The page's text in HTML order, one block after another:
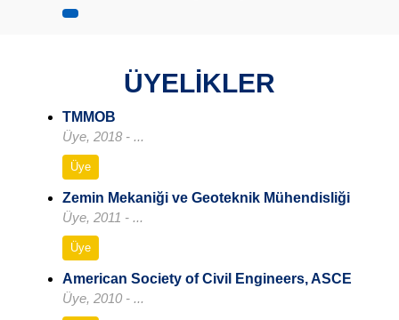
ÜYELİKLER
TMMOB
Üye, 2018 - ...
Üye
Zemin Mekaniği ve Geoteknik Mühendisliği
Üye, 2011 - ...
Üye
American Society of Civil Engineers, ASCE
Üye, 2010 - ...